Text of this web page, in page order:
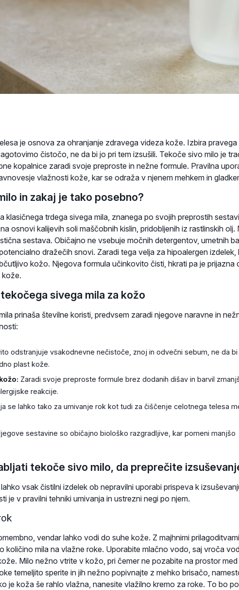
je osnova za ohranjanje zdravega videza kože. Izbira pravega
čistočo, ne da bi jo pri tem izsušili. Tekoče sivo milo je
kopalnice zaradi svoje preproste in nežne formule. Pravilna
vlažnosti kože, kar se odraža v njenem mehkem in
in zakaj je tako posebno?
klasičnega trdega sivega mila, znanega po svojih preprostih
osnovi kalijevih soli maščobnih kislin, pridobljenih iz rastlinskih olj.
sestava. Običajno ne vsebuje močnih detergentov, umetnih
dražečih snovi. Zaradi tega velja za hipoalergen izdelek,
kožo. Njegova formula učinkovito čisti, hkrati pa je prijazna
kože.
sivega mila za kožo
prinaša številne koristi, predvsem zaradi njegove naravne in
odstranjuje vsakodnevne nečistoče, znoj in odvečni sebum, ne da
plast kože.
Zaradi svoje preproste formule brez dodanih dišav in barvil
reakcije.
se lahko tako za umivanje rok kot tudi za čiščenje celotnega telesa
sestavine so običajno biološko razgradljive, kar pomeni manjšo
tekoče sivo milo, da preprečite
vsak čistilni izdelek ob nepravilni uporabi prispeva k
je v pravilni tehniki umivanja in ustrezni negi po njem.
vendar lahko vodi do suhe kože. Z majhnimi
količino mila na vlažne roke. Uporabite mlačno vodo, saj vroča
Milo nežno vtrite v kožo, pri čemer ne pozabite na prostor med
temeljito sperite in jih nežno popivnajte z mehko brisačo,
je koža še rahlo vlažna, nanesite vlažilno kremo za roke. To bo